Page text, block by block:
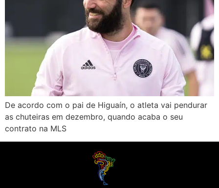
De acordo com o pai de Higuaín, o atleta vai pendurar
as chuteiras em dezembro, quando acaba o seu
contrato na MLS